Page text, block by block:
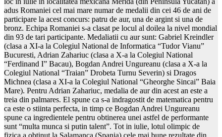
adus Romaniei cel mai mare numar de medalii din cei 46 de ani de
participare la acest concurs: patru de aur, una de argint si una de
bronz. Echipa Romaniei s-a clasat pe locul al doilea la nivel mondial
din 93 de tari participante. Medaliatii cu aur sunt: Gabriel Kreindler
(clasa a XI-a la Colegiul National de Informatica “Tudor Vianu”
Bucuresti, Adrian Zahariuc (clasa a X-a la Colegiul National
“Ferdinand I” Bacau), Bogdan Andrei Ungureanu (clasa a X-a la
Colegiul National “Traian” Drobeta Turnu Severin) si Dragos
Michnea (clasa a XI-a la Colegiul National “Gheorghe Sincai” Baia
Mare). Pentru Adrian Zahariuc, medalia de aur din acest an este a
treia din palmares. El spune ca s-a indragostit de matematica pentru
ca este o stiinta perfecta, in timp ce Bogdan Andrei Ungureanu
spune ca ingredientele pentru obtinerea unei astfel de performante
sunt “multa munca si putin talent”. Tot in iulie, lotul olimpic de
fizica a obtinut la Salamanca (Spania) cele mai bune rezultate din